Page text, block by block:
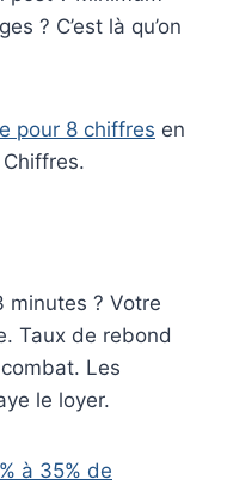
? C’est là qu’on
pour 8 chiffres en
minutes ? Votre
Taux de rebond
Les
le loyer.
à 35% de